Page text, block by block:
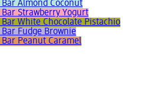
Almond Coconut
Strawberry Yogurt
White Chocolate Pistachio
Fudge Brownie
Peanut Caramel